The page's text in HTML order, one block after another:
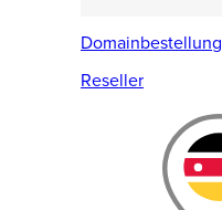
Domainbestellung
Reseller